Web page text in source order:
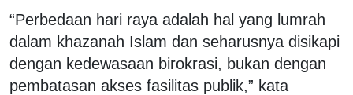
“Perbedaan hari raya adalah hal yang lumrah
dalam khazanah Islam dan seharusnya disikapi
dengan kedewasaan birokrasi, bukan dengan
pembatasan akses fasilitas publik,” kata